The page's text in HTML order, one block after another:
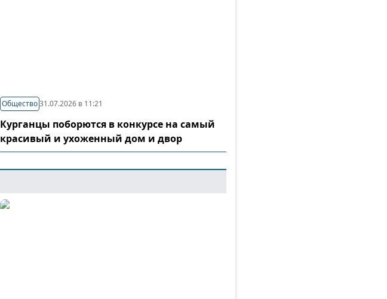
Общество 31.07.2026 в 11:21
Курганцы поборются в конкурсе на самый
красивый и ухоженный дом и двор